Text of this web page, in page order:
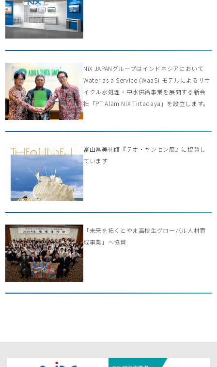
NiX JAPANグループはインドネシアにおいて
Water as a Service (WaaS) モデルによるリサ
イクル水処理・中水供給事業を展開する新会
社「PT Alam NiX Tirtadaya」を設立します。
富山県美術館『テオ・ヤンセン展』に協賛し
ています
「未来を拓くとやま高校生グローバル人材育
成事業」へ協賛